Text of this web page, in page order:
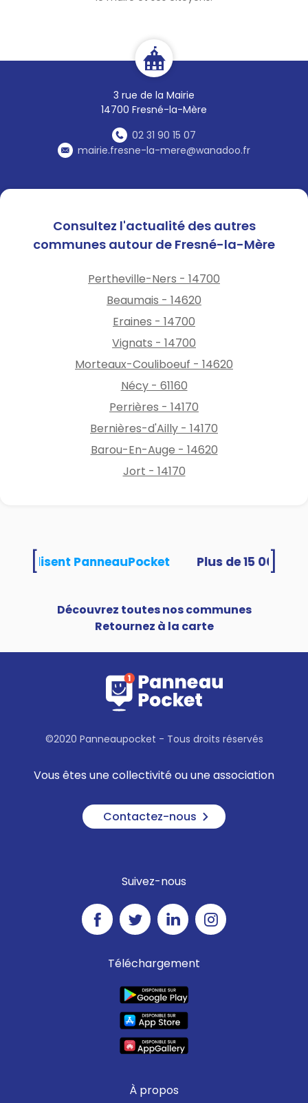
3 rue de la Mairie
14700 Fresné-la-Mère
02 31 90 15 07
mairie.fresne-la-mere@wanadoo.fr
Consultez l'actualité des autres
communes autour de Fresné-la-Mère
Pertheville-Ners - 14700
Beaumais - 14620
Eraines - 14700
Vignats - 14700
Morteaux-Couliboeuf - 14620
Nécy - 61160
Perrières - 14170
Bernières-d'Ailly - 14170
Barou-En-Auge - 14620
Jort - 14170
utilisent PanneauPocket
Découvrez toutes nos communes
Retournez à la carte
©2020 Panneaupocket - Tous droits réservés
Vous êtes une collectivité ou une association
Contactez-nous
Suivez-nous
Téléchargement
À propos